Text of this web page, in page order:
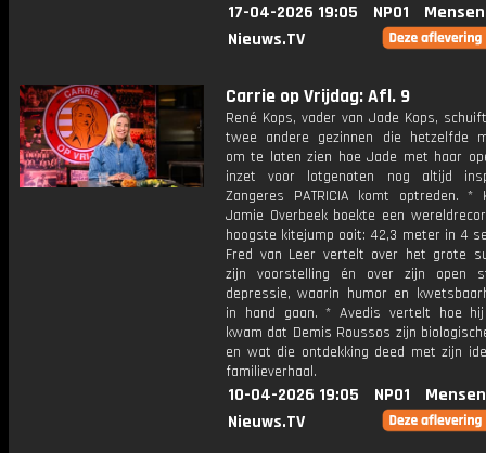
17-04-2026 19:05 NPO1
Nieuws.TV
Carrie op Vrijdag: Afl. 9
René Kops, vader van Jade Kops,
twee andere gezinnen die hetzelfde
om te laten zien hoe Jade met haar
inzet voor lotgenoten nog altijd
Zangeres PATRICIA komt optreden. *
Jamie Overbeek boekte een
hoogste kitejump ooit: 42,3 meter in 4
Fred van Leer vertelt over het grote
zijn voorstelling én over zijn open
depressie, waarin humor en
in hand gaan. * Avedis vertelt hoe
kwam dat Demis Roussos zijn
en wat die ontdekking deed met zijn
familieverhaal.
10-04-2026 19:05 NPO1
Nieuws.TV